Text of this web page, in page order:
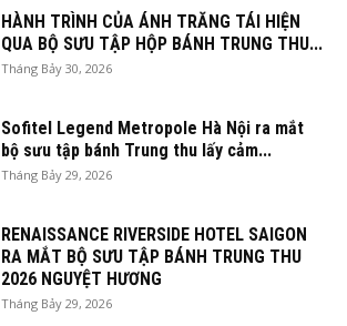
HÀNH TRÌNH CỦA ÁNH TRĂNG TÁI HIỆN
QUA BỘ SƯU TẬP HỘP BÁNH TRUNG THU...
Tháng Bảy 30, 2026
Sofitel Legend Metropole Hà Nội ra mắt
bộ sưu tập bánh Trung thu lấy cảm...
Tháng Bảy 29, 2026
RENAISSANCE RIVERSIDE HOTEL SAIGON
RA MẮT BỘ SƯU TẬP BÁNH TRUNG THU
2026 NGUYỆT HƯƠNG
Tháng Bảy 29, 2026